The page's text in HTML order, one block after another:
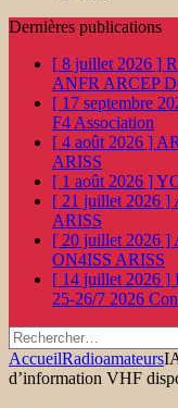
Dernières publications
[ 8 juillet 2026 ]
ANFR ARCEP
[ 17 septembre
F4 Association
[ 4 août 2026 ]
ARISS
[ 1 août 2026 ]
[ 21 juillet 2026 ]
ARISS
[ 20 juillet 2026 ]
ON4ISS ARISS
[ 14 juillet 2026 ]
25-26/7 2026
Rechercher :
AccueilRadioamateurs
d’information VHF